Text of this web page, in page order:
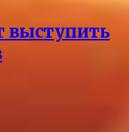
выступить